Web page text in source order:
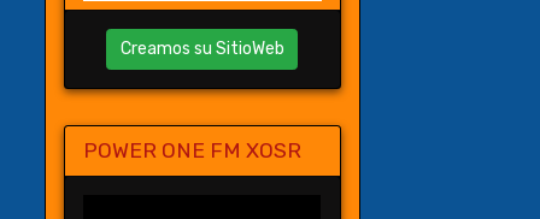
Creamos su SitioWeb
POWER ONE FM XOSR